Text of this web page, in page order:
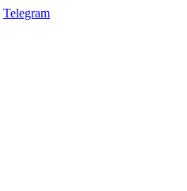
Telegram